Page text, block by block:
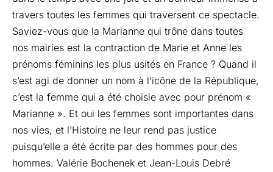
travers toutes les femmes qui traversent ce spectacle.
Saviez-vous que la Marianne qui trône dans toutes
nos mairies est la contraction de Marie et Anne les
prénoms féminins les plus usités en France ? Quand il
s’est agi de donner un nom à l’icône de la République,
c’est la femme qui a été choisie avec pour prénom «
Marianne ». Et oui les femmes sont importantes dans
nos vies, et l’Histoire ne leur rend pas justice
puisqu’elle a été écrite par des hommes pour des
hommes. Valérie Bochenek et Jean-Louis Debré